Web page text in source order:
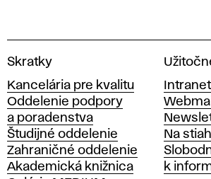
V
s
o
k
á
š
k
Skratky
Kancelária pre kvalitu
Oddelenie podpory
a poradenstva
Študijné oddelenie
Zahraničné oddelenie
Akademická knižnica
Na
k